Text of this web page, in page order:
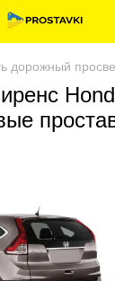
дорожный